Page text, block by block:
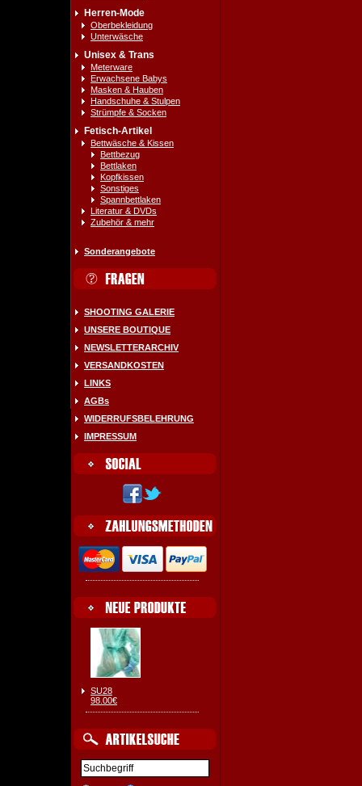
Herren-Mode
Oberbekleidung
Unterwäsche
Unisex & Trans
Meterware
Erwachsene Babys
Masken & Hauben
Handschuhe & Stulpen
Strümpfe & Socken
Fetisch-Artikel
Bettwäsche & Kissen
Bettbezug
Bettlaken
Kopfkissen
Sonstiges
Spannbettlaken
Literatur & DVDs
Zubehör & mehr
Sonderangebote
SHOOTING GALERIE
UNSERE BOUTIQUE
NEWSLETTERARCHIV
VERSANDKOSTEN
LINKS
AGBs
WIDERRUFSBELEHRUNG
IMPRESSUM
SU28
98.00€